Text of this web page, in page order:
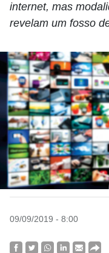
internet, mas
revelam um fosso
09/09/2019 - 8:00